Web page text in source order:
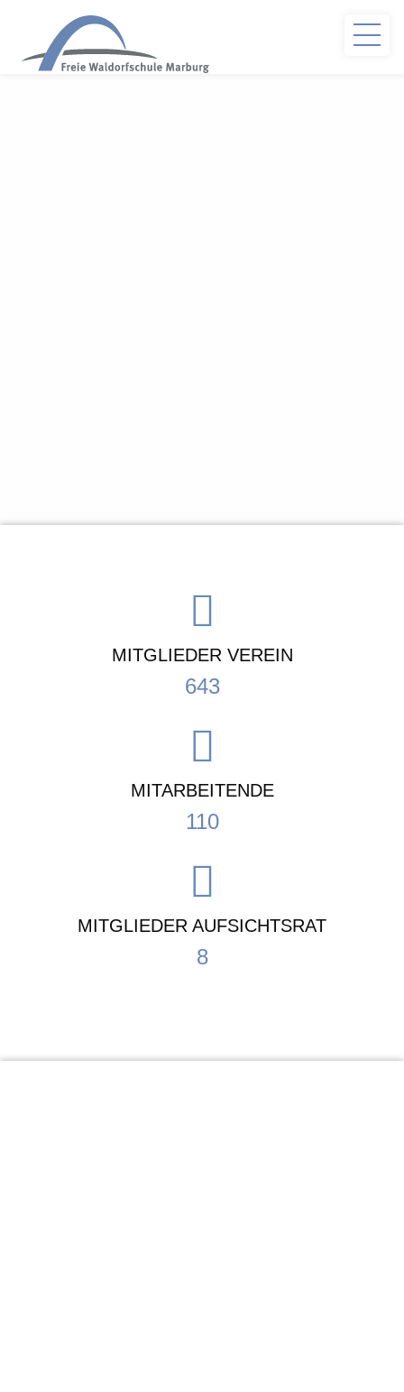
MITGLIEDER VEREIN
643
MITARBEITENDE
110
MITGLIEDER AUFSICHTSRAT
8